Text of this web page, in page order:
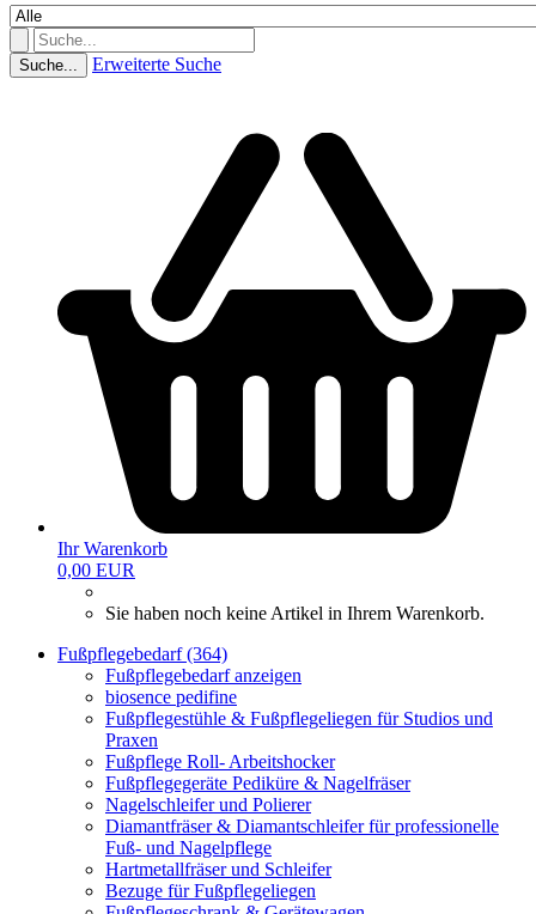
Suche... Erweiterte Suche
Ihr Warenkorb
0,00 EUR
Sie haben noch keine Artikel in Ihrem Warenkorb.
Fußpflegebedarf (364)
Fußpflegebedarf anzeigen
biosence pedifine
Fußpflegestühle & Fußpflegeliegen für Studios und
Praxen
Fußpflege Roll- Arbeitshocker
Fußpflegegeräte Pediküre & Nagelfräser
Nagelschleifer und Polierer
Diamantfräser & Diamantschleifer für professionelle
Fuß- und Nagelpflege
Hartmetallfräser und Schleifer
Bezuge für Fußpflegeliegen